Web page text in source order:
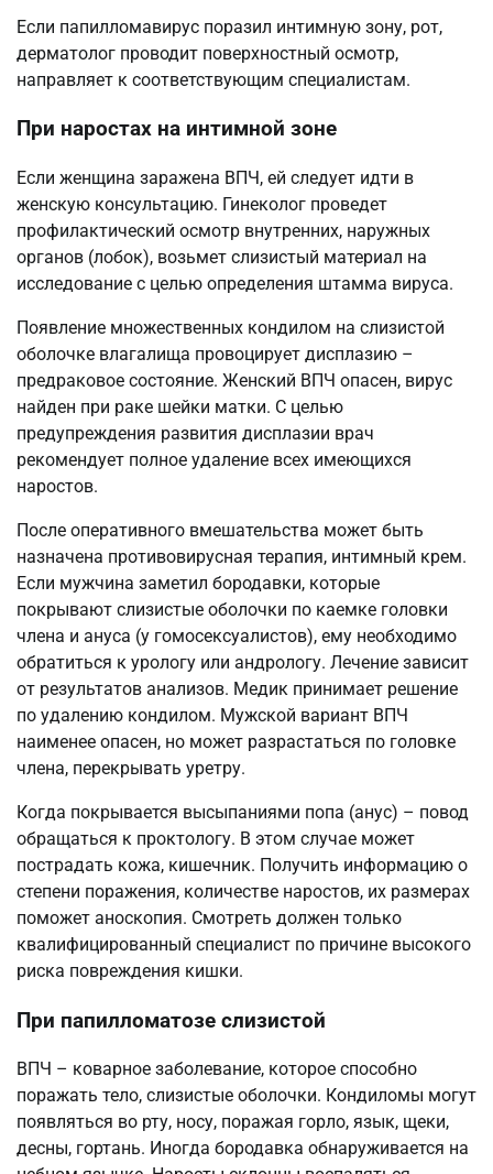
Если папилломавирус поразил интимную зону, рот,
дерматолог проводит поверхностный осмотр,
направляет к соответствующим специалистам.
При наростах на интимной зоне
Если женщина заражена ВПЧ, ей следует идти в
женскую консультацию. Гинеколог проведет
профилактический осмотр внутренних, наружных
органов (лобок), возьмет слизистый материал на
исследование с целью определения штамма вируса.
Появление множественных кондилом на слизистой
оболочке влагалища провоцирует дисплазию –
предраковое состояние. Женский ВПЧ опасен, вирус
найден при раке шейки матки. С целью
предупреждения развития дисплазии врач
рекомендует полное удаление всех имеющихся
наростов.
После оперативного вмешательства может быть
назначена противовирусная терапия, интимный крем.
Если мужчина заметил бородавки, которые
покрывают слизистые оболочки по каемке головки
члена и ануса (у гомосексуалистов), ему необходимо
обратиться к урологу или андрологу. Лечение зависит
от результатов анализов. Медик принимает решение
по удалению кондилом. Мужской вариант ВПЧ
наименее опасен, но может разрастаться по головке
члена, перекрывать уретру.
Когда покрывается высыпаниями попа (анус) – повод
обращаться к проктологу. В этом случае может
пострадать кожа, кишечник. Получить информацию о
степени поражения, количестве наростов, их размерах
поможет аноскопия. Смотреть должен только
квалифицированный специалист по причине высокого
риска повреждения кишки.
При папилломатозе слизистой
ВПЧ – коварное заболевание, которое способно
поражать тело, слизистые оболочки. Кондиломы могут
появляться во рту, носу, поражая горло, язык, щеки,
десны, гортань. Иногда бородавка обнаруживается на